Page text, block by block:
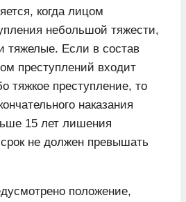
когда лицом
небольшой тяжести,
тяжелые. Если в состав
преступлений входит
тяжкое преступление, то
наказания
15 лет лишения
не должен превышать
положение,